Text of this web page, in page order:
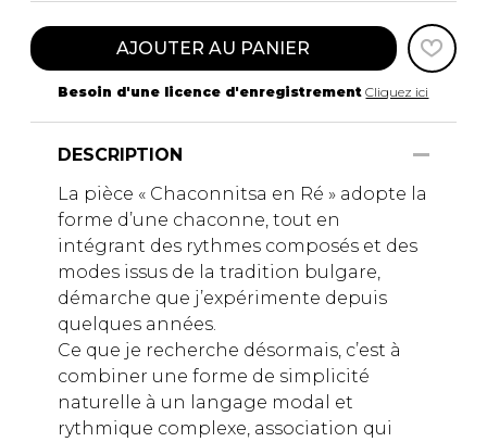
AJOUTER AU PANIER
Besoin d'une licence d'enregistrement Cliquez ici
DESCRIPTION
La pièce « Chaconnitsa en Ré » adopte la
forme d’une chaconne, tout en
intégrant des rythmes composés et des
modes issus de la tradition bulgare,
démarche que j’expérimente depuis
quelques années.
Ce que je recherche désormais, c’est à
combiner une forme de simplicité
naturelle à un langage modal et
rythmique complexe, association qui